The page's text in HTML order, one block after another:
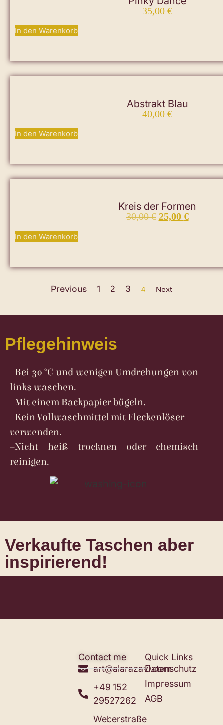
35,00 €
In den Warenkorb
Abstrakt Blau
40,00 €
In den Warenkorb
Kreis der Formen
30,00€ 25,00 €
In den Warenkorb
Previous 1 2 3 4 Next
Pflegehinweis
–Bei 30 °C und wenigen Umdrehungen von
links waschen.
–Mit einem Backpapier bügeln.
–Kein Vollwaschmittel mit Fleckenlöser
verwenden.
–Nicht heiß trocknen oder chemisch
reinigen.
Verkaufte Taschen aber
inspirierend!
Contact me
art@alarazavi.com
+49 152
29527262
Weberstraße
Quick Links
Datenschutz
Impressum
AGB